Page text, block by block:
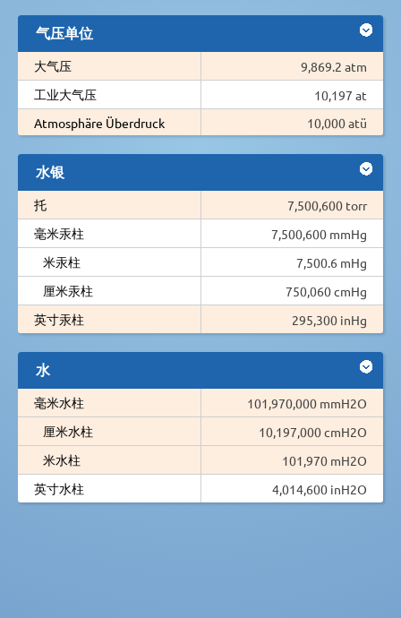
气压单位
大气压
9,869.2 atm
工业大气压
10,197 at
Atmosphäre Überdruck
10,000 atü
水银
托
7,500,600 torr
毫米汞柱
7,500,600 mmHg
米汞柱
7,500.6 mHg
厘米汞柱
750,060 cmHg
英寸汞柱
295,300 inHg
水
毫米水柱
101,970,000 mmH2O
厘米水柱
10,197,000 cmH2O
米水柱
101,970 mH2O
英寸水柱
4,014,600 inH2O